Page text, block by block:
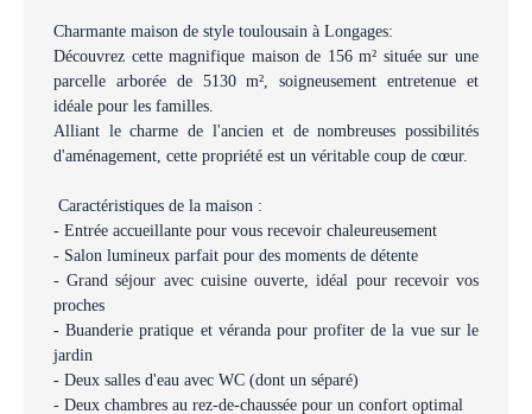
Charmante maison de style toulousain à Longages:
Découvrez cette magnifique maison de 156 m² située sur une
parcelle arborée de 5130 m², soigneusement entretenue et
idéale pour les familles.
Alliant le charme de l'ancien et de nombreuses possibilités
d'aménagement, cette propriété est un véritable coup de cœur.
Caractéristiques de la maison :
- Entrée accueillante pour vous recevoir chaleureusement
- Salon lumineux parfait pour des moments de détente
- Grand séjour avec cuisine ouverte, idéal pour recevoir vos
proches
- Buanderie pratique et véranda pour profiter de la vue sur le
jardin
- Deux salles d'eau avec WC (dont un séparé)
- Deux chambres au rez-de-chaussée pour un confort optimal